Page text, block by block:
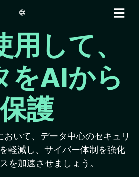
main
content
して、
をAIから
保護
おいて、データ中心のセキュリ
軽減し、サイバー体制を強化
を加速させましょう。